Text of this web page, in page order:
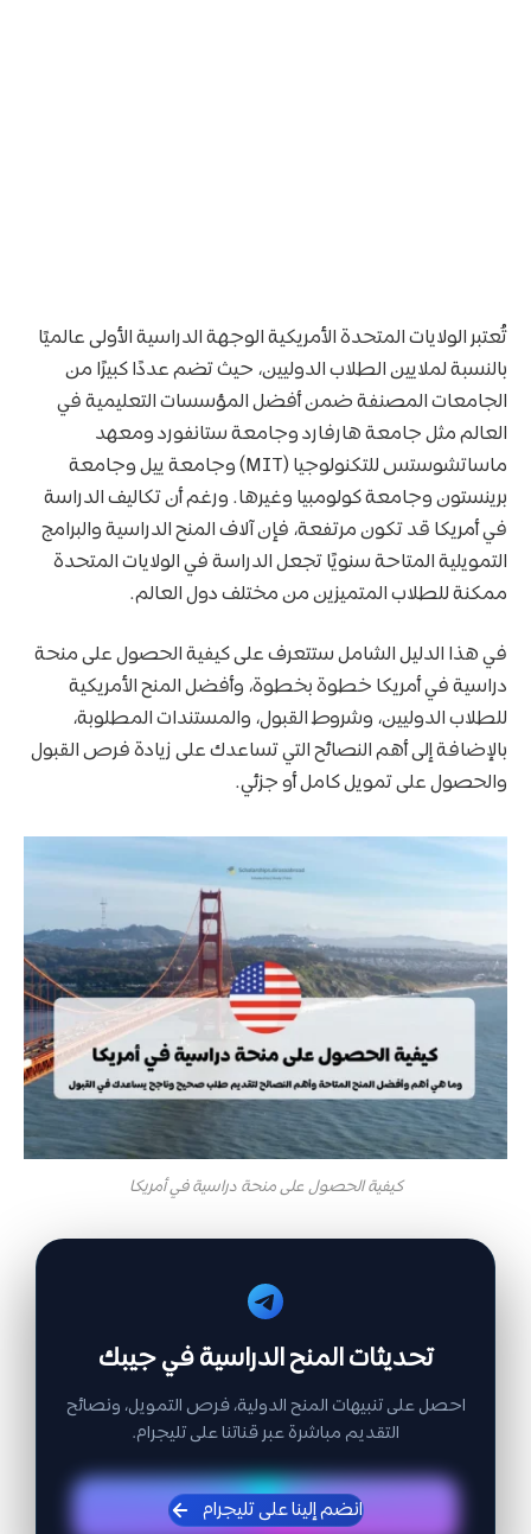
تُعتبر الولايات المتحدة الأمريكية الوجهة الدراسية الأولى عالميًا
بالنسبة لملايين الطلاب الدوليين، حيث تضم عددًا كبيرًا من
الجامعات المصنفة ضمن أفضل المؤسسات التعليمية في
العالم مثل جامعة هارفارد وجامعة ستانفورد ومعهد
ماساتشوستس للتكنولوجيا (MIT) وجامعة ييل وجامعة
برينستون وجامعة كولومبيا وغيرها. ورغم أن تكاليف الدراسة
في أمريكا قد تكون مرتفعة، فإن آلاف المنح الدراسية والبرامج
التمويلية المتاحة سنويًا تجعل الدراسة في الولايات المتحدة
ممكنة للطلاب المتميزين من مختلف دول العالم.
في هذا الدليل الشامل ستتعرف على كيفية الحصول على منحة
دراسية في أمريكا خطوة بخطوة، وأفضل المنح الأمريكية
للطلاب الدوليين، وشروط القبول، والمستندات المطلوبة،
بالإضافة إلى أهم النصائح التي تساعدك على زيادة فرص القبول
والحصول على تمويل كامل أو جزئي.
كيفية الحصول على منحة دراسية في أمريكا
تحديثات المنح الدراسية في جيبك
احصل على تنبيهات المنح الدولية، فرص التمويل، ونصائح
التقديم مباشرة عبر قناتنا على تليجرام.
انضم إلينا على تليجرام